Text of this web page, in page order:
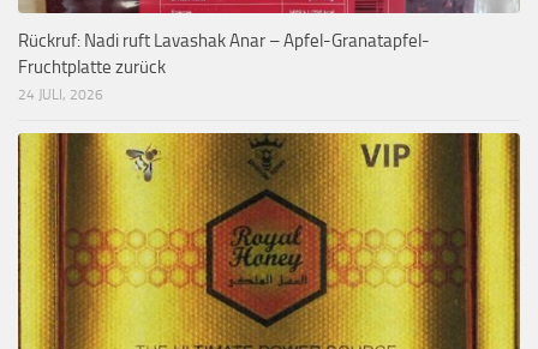
Rückruf: Nadi ruft Lavashak Anar – Apfel-Granatapfel-
Fruchtplatte zurück
24 JULI, 2026